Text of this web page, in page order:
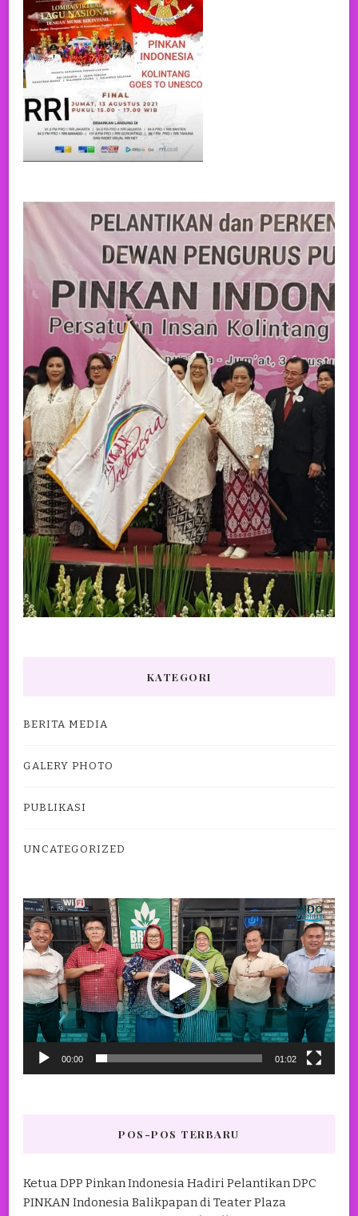
KATEGORI
BERITA MEDIA
GALERY PHOTO
PUBLIKASI
UNCATEGORIZED
Pemutar
Video
00:00 01:02
POS-POS TERBARU
Ketua DPP Pinkan Indonesia Hadiri Pelantikan DPC
PINKAN Indonesia Balikpapan di Teater Plaza